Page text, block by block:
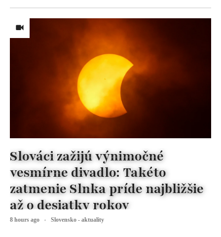
Slováci zažijú výnimočné
vesmírne divadlo: Takéto
zatmenie Slnka príde najbližšie
až o desiatky rokov
8 hours ago Slovensko - aktuality